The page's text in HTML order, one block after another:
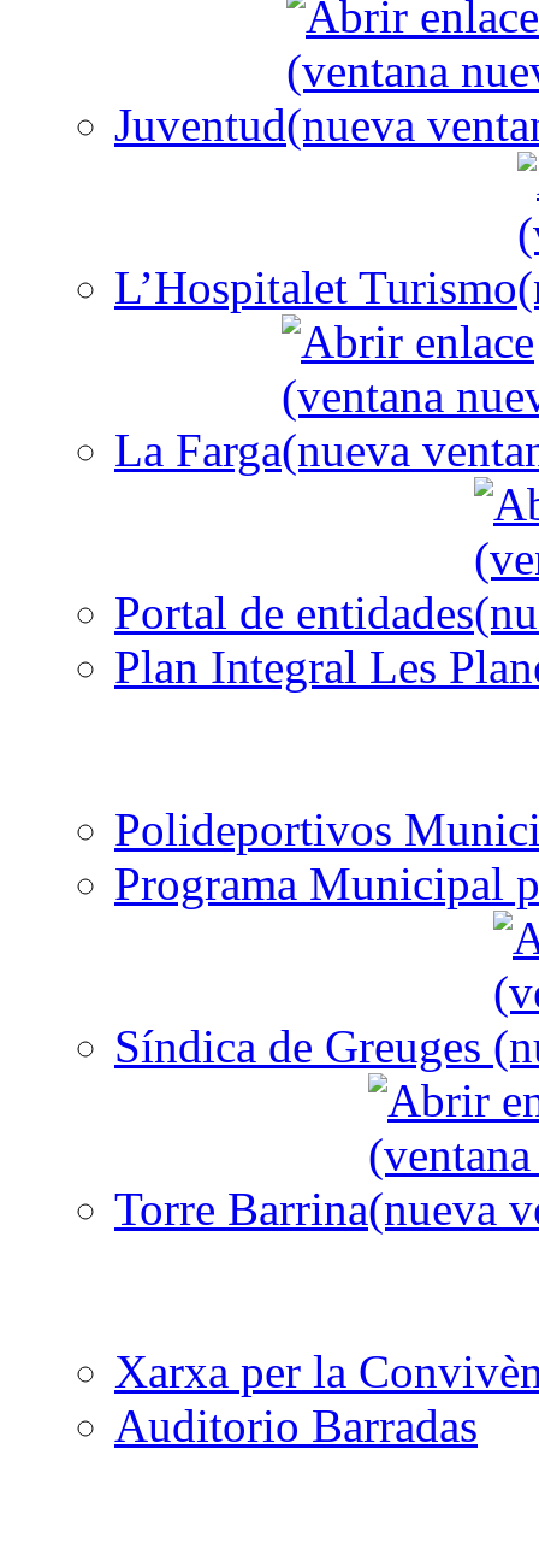
Juventud
L’Hospitalet Turismo
La Farga
Portal de entidades
Plan Integral Les
Polideportivos
Programa Municipal
Síndica de Greuges
Torre Barrina
Xarxa per la
Auditorio Barradas